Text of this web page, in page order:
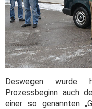
Deswegen wurde
Prozessbeginn auch
einer so genannten